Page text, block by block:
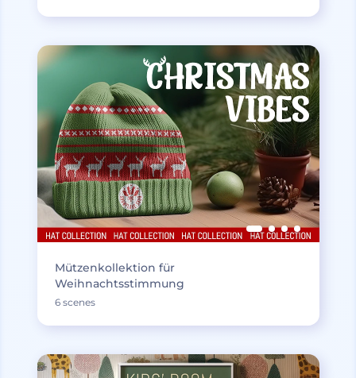
Mützenkollektion für
Weihnachtsstimmung
6 scenes